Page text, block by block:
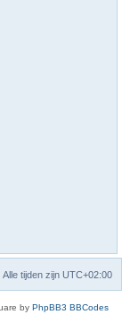
Alle tijden zijn UTC+02:00
by PhpBB3 BBCodes